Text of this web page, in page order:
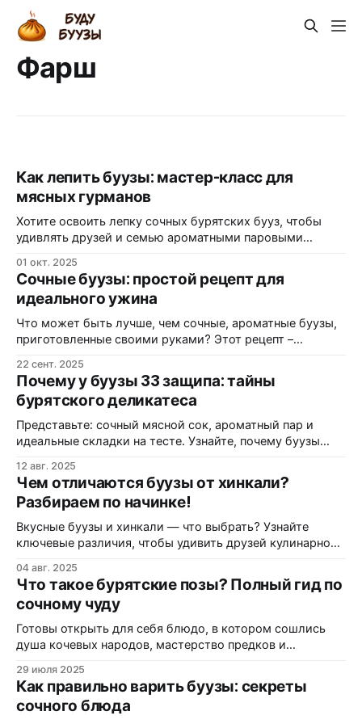
Фарш
Как лепить буузы: мастер-класс для
мясных гурманов
Хотите освоить лепку сочных бурятских бууз, чтобы
удивлять друзей и семью ароматными паровыми
шагом, от теста до подачи, и вы слепите идеальные
буузы с первого раза — с бульоном внутри и 33
защипами для аутентичности. Что такое буузы и
почему их стоит попробовать?
01 окт. 2025
Сочные буузы: простой рецепт для
идеального ужина
Что может быть лучше, чем сочные, ароматные буузы,
приготовленные своими руками? Этот рецепт –
близких вкусным и сытным ужином, не тратя при этом
полдня на кухне. Забудьте о сложных рецептах и долгих
часах у плиты – с этим руководством вы легко освоите
приготовление бууз, которые
22 сент. 2025
Почему у буузы 33 защипа: тайны
бурятского деликатеса
Представьте: сочный мясной сок, ароматный пар и
идеальные складки на тесте. Узнайте, почему буузы
и секреты приготовления — и вы сами слепите шедевр
дома. Загадка бурятской кухни: откуда взялись буузы?
А вы знали, что одно простое блюдо может скрывать
целую историю завоеваний, религии и
12 авг. 2025
Чем отличаются буузы от хинкали?
Разбираем по начинке!
Вкусные буузы и хинкали — что выбрать? Узнайте
ключевые различия, чтобы удивить друзей кулинарной
Откуда взялись буузы и хинкали? Исторический
экскурс Представьте: вы в горах Кавказа или на
просторах Бурятии, а перед вами дымящаяся тарелка с
сочными «пельменями». Но что это — буузы или
хинкали?
04 авг. 2025
Что такое бурятские позы? Полный гид по
сочному чуду
Готовы открыть для себя блюдо, в котором сошлись
душа кочевых народов, мастерство предков и
бурятских позах (буузах). Позы или буузы: путешествие
одной юрты из прошлого Задумывались ли вы, почему
одно и то же блюдо называют по-разному? В Бурятии и
29 июля 2025
Как правильно варить буузы: секреты
сочного блюда